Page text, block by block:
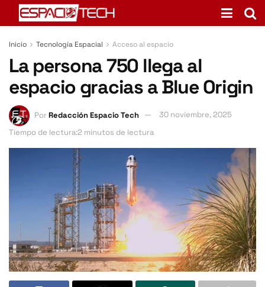
Inicio Tecnología Espacial Acceso al espacio
La persona 750 llega al
espacio gracias a Blue Origin
PorRedacción Espacio Tech
30 noviembre, 2025
Tiempo de lectura:2 minutos de lectura